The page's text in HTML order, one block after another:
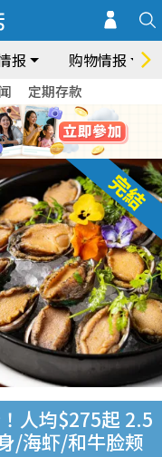
报 购物情报
定期存款
人均$275起 2.5
/海虾/和牛脸颊